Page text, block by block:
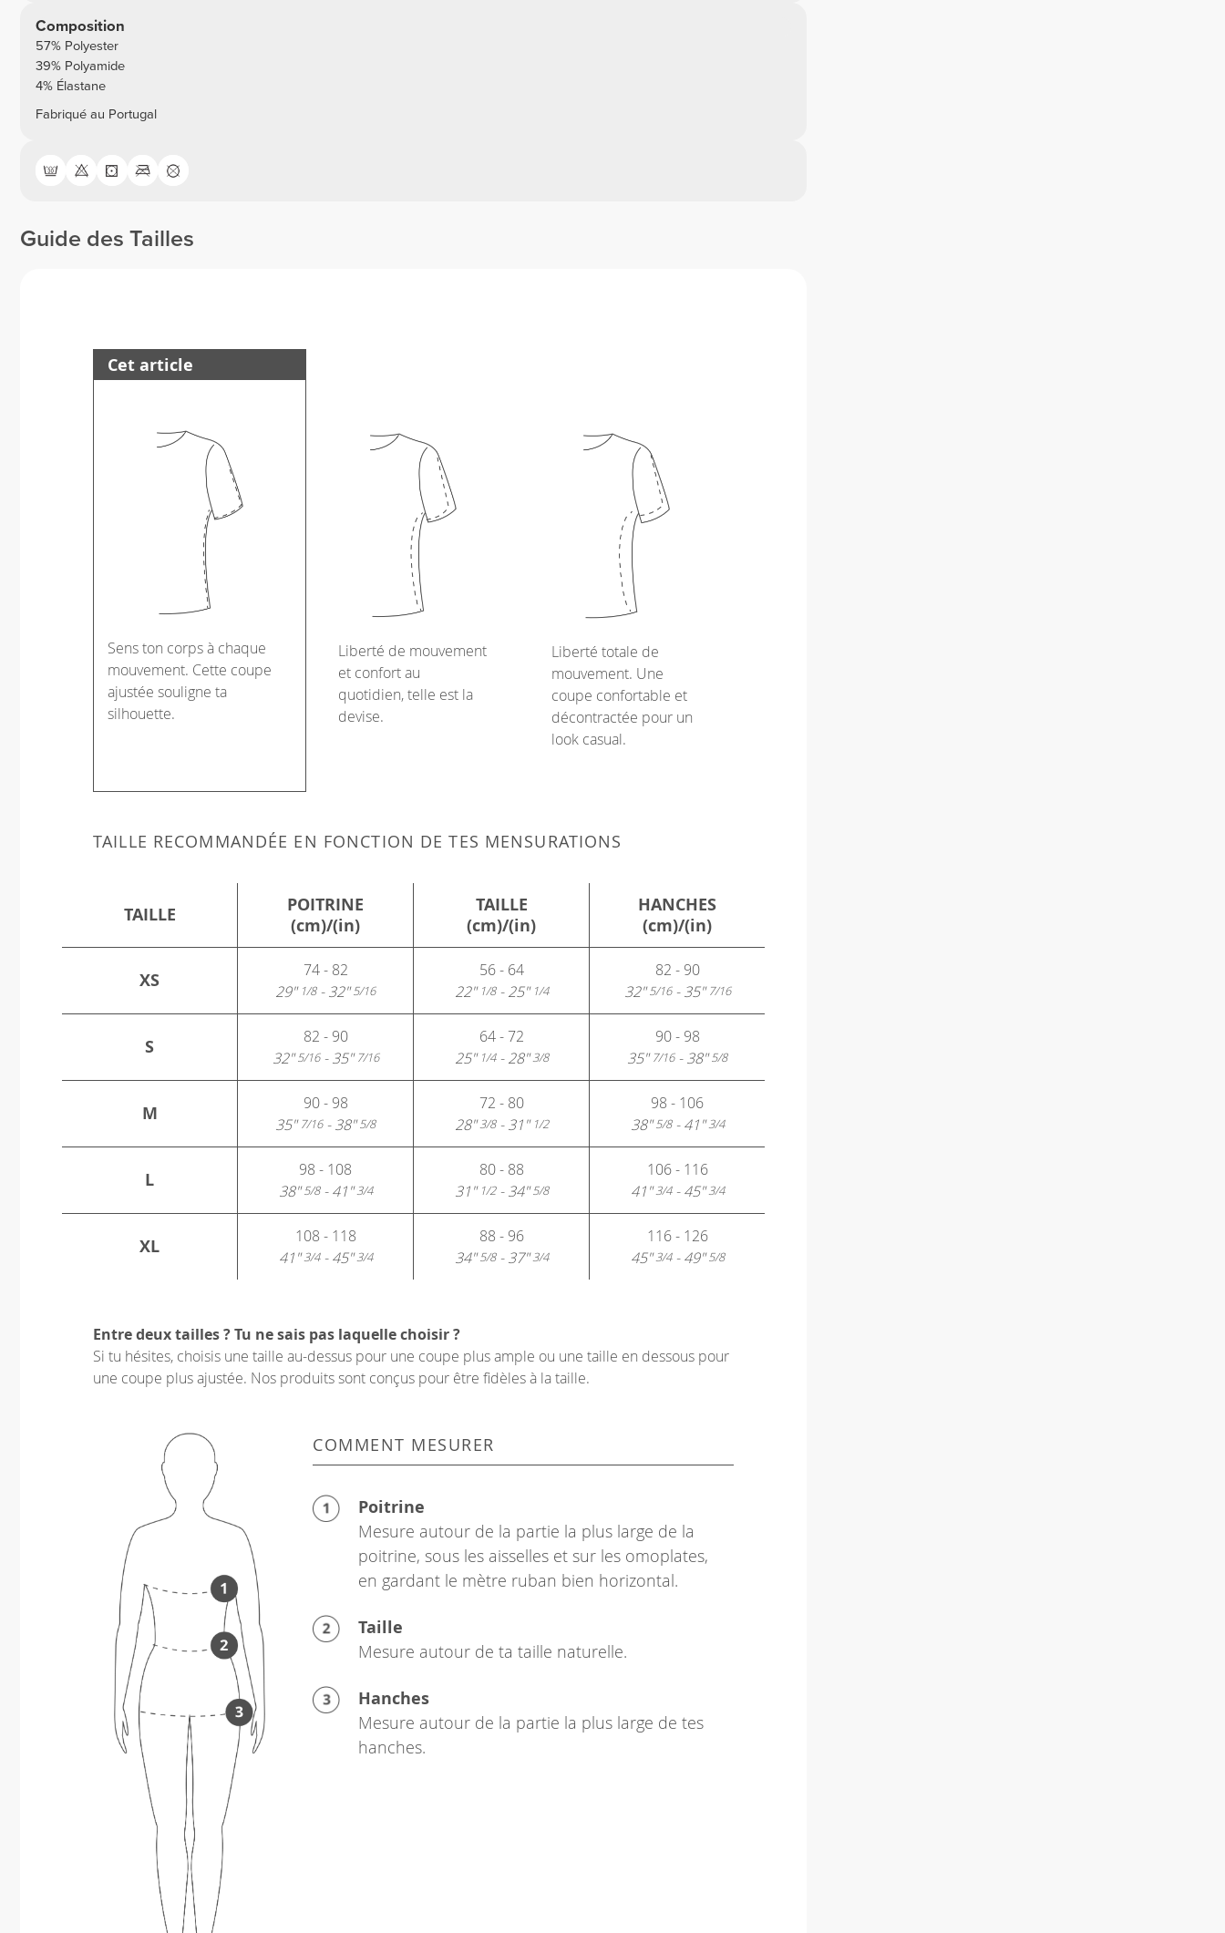
Composition
57% Polyester
39% Polyamide
4% Élastane
Fabriqué au Portugal
Guide des Tailles
Cet article
Sens ton corps à chaque
mouvement. Cette coupe
ajustée souligne ta
silhouette.
Liberté de mouvement
et confort au
quotidien, telle est la
devise.
Liberté totale de
mouvement. Une
coupe confortable et
décontractée pour un
look casual.
TAILLE RECOMMANDÉE EN FONCTION DE TES MENSURATIONS
TAILLE
POITRINE
(cm)/(in)
TAILLE
(cm)/(in)
HANCHES
(cm)/(in)
XS
74 - 82
29"1/8- 32"5/16
56 - 64
22"1/8- 25"1/4
82 - 90
32"5/16- 35"7/16
S
82 - 90
32"5/16- 35"7/16
64 - 72
25"1/4- 28"3/8
90 - 98
35"7/16- 38"5/8
M
90 - 98
35"7/16- 38"5/8
72 - 80
28"3/8- 31"1/2
98 - 106
38"5/8- 41"3/4
L
98 - 108
38"5/8- 41"3/4
80 - 88
31"1/2- 34"5/8
106 - 116
41"3/4- 45"3/4
XL
108 - 118
41"3/4- 45"3/4
88 - 96
34"5/8- 37"3/4
116 - 126
45"3/4- 49"5/8
Entre deux tailles ? Tu ne sais pas laquelle choisir ?
Si tu hésites, choisis une taille au-dessus pour une coupe plus ample ou une taille en dessous pour
une coupe plus ajustée. Nos produits sont conçus pour être fidèles à la taille.
COMMENT MESURER
Poitrine
Mesure autour de la partie la plus large de la
poitrine, sous les aisselles et sur les omoplates,
en gardant le mètre ruban bien horizontal.
Taille
Mesure autour de ta taille naturelle.
Hanches
Mesure autour de la partie la plus large de tes
hanches.